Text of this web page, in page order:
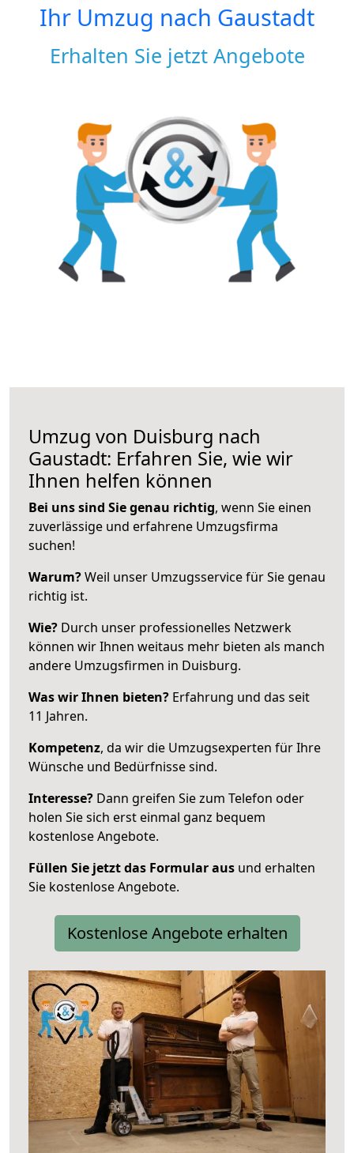
Ihr Umzug nach Gaustadt
Erhalten Sie jetzt Angebote
Umzug von Duisburg nach
Gaustadt: Erfahren Sie, wie wir
Ihnen helfen können
Bei uns sind Sie genau richtig, wenn Sie einen
zuverlässige und erfahrene Umzugsfirma
suchen!
Warum?Weil unser Umzugsservice für Sie genau
richtig ist.
Wie? Durch unser professionelles Netzwerk
können wir Ihnen weitaus mehr bieten als manch
andere Umzugsfirmen in Duisburg.
Was wir Ihnen bieten? Erfahrung und das seit
11 Jahren.
Kompetenz, da wir die Umzugsexperten für Ihre
Wünsche und Bedürfnisse sind.
Interesse? Dann greifen Sie zum Telefon oder
holen Sie sich erst einmal ganz bequem
kostenlose Angebote.
Füllen Sie jetzt das Formular aus und erhalten
Sie kostenlose Angebote.
Kostenlose Angebote erhalten